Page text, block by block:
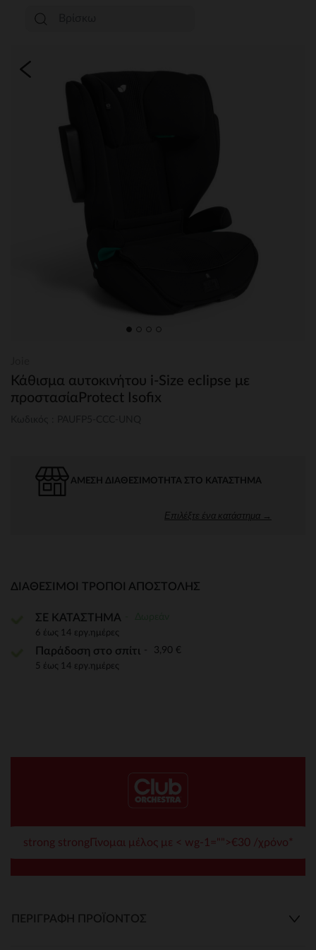
Κάθισμα αυτοκινήτου i-Size eclipse με
προστασίαProtect Isofix
ΆΜΕΣΗ ΔΙΑΘΕΣΙΜΌΤΗΤΑ ΣΤΟ ΚΑΤΆΣΤΗΜΑ
Επιλέξτε ένα κατάστημα →
ΔΙΑΘΈΣΙΜΟΙ ΤΡΌΠΟΙ ΑΠΟΣΤΟΛΉΣ
ΣΕ ΚΑΤΑΣΤΗΜΑ
6 έως 14 εργ.ημέρες
Παράδοση στο σπίτι 3,90 €
5 έως 14 εργ.ημέρες
strong strongΓίνομαι μέλος με < wg-1="">€30 /χρόνο*
ΠΕΡΙΓΡΑΦΉ ΠΡΟΪΌΝΤΟΣ